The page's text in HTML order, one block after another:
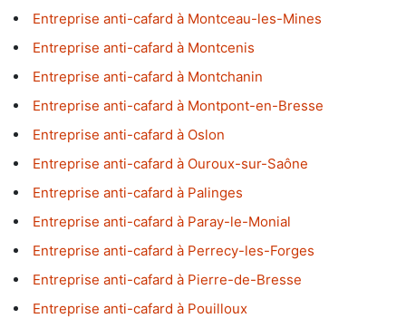
Entreprise anti-cafard à Montceau-les-Mines
Entreprise anti-cafard à Montcenis
Entreprise anti-cafard à Montchanin
Entreprise anti-cafard à Montpont-en-Bresse
Entreprise anti-cafard à Oslon
Entreprise anti-cafard à Ouroux-sur-Saône
Entreprise anti-cafard à Palinges
Entreprise anti-cafard à Paray-le-Monial
Entreprise anti-cafard à Perrecy-les-Forges
Entreprise anti-cafard à Pierre-de-Bresse
Entreprise anti-cafard à Pouilloux